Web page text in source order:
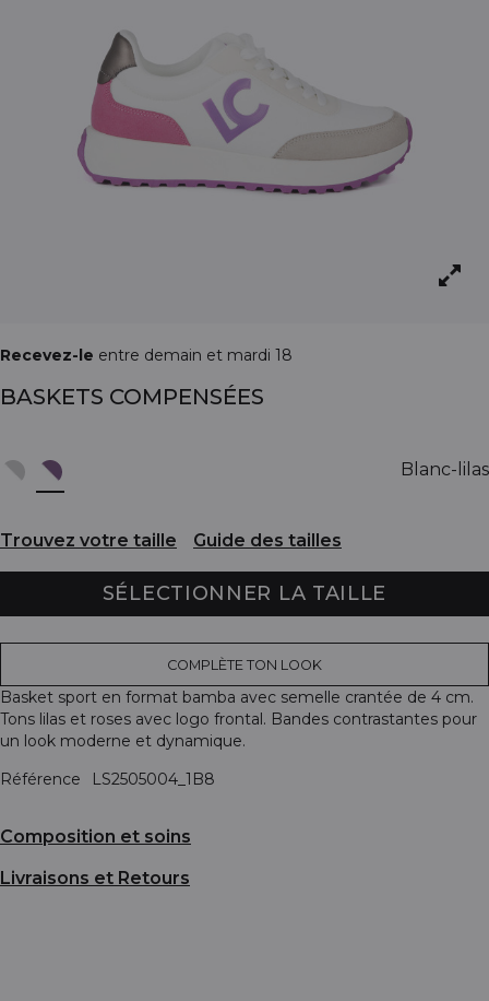
Recevez-le entre demain et mardi 18
BASKETS COMPENSÉES
Blanc-lilas
Trouvez votre taille Guide des tailles
SÉLECTIONNER LA TAILLE
COMPLÈTE TON LOOK
Basket sport en format bamba avec semelle crantée de 4 cm.
Tons lilas et roses avec logo frontal. Bandes contrastantes pour
un look moderne et dynamique.
Référence
LS2505004_1B8
Composition et soins
Livraisons et Retours